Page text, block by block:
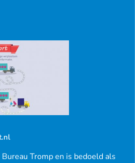
Tromp en is bedoeld als